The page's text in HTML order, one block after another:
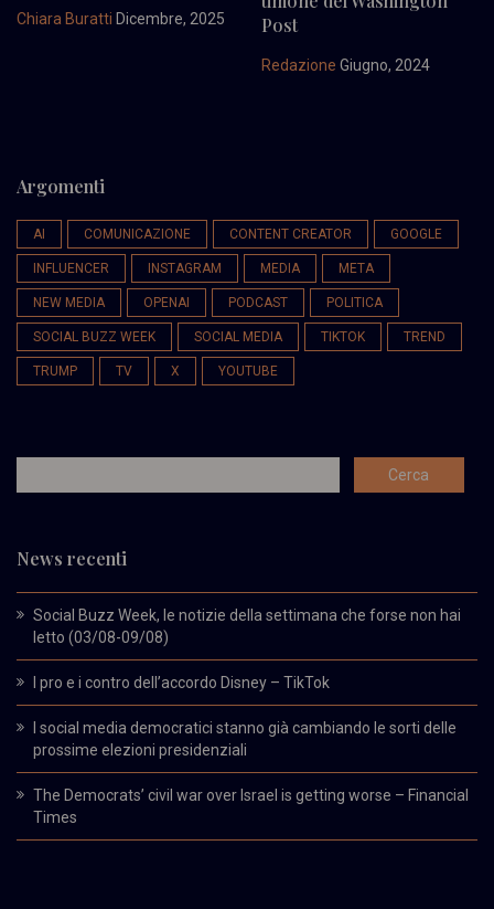
Chiara Buratti Dicembre, 2025
Post
Redazione Giugno, 2024
Argomenti
AI COMUNICAZIONE CONTENT CREATOR GOOGLE
INFLUENCER INSTAGRAM MEDIA META
NEW MEDIA OPENAI PODCAST POLITICA
SOCIAL BUZZ WEEK SOCIAL MEDIA TIKTOK TREND
TRUMP TV X YOUTUBE
News recenti
Social Buzz Week, le notizie della settimana che forse non hai
letto (03/08-09/08)
I pro e i contro dell’accordo Disney – TikTok
I social media democratici stanno già cambiando le sorti delle
prossime elezioni presidenziali
The Democrats’ civil war over Israel is getting worse – Financial
Times